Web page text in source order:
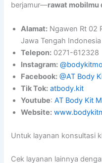
berjamur—rawat mobilmu
Alamat: Ngawen Rt 02
Jawa Tengah
Telepon: 0271-612328
Instagram:
Facebook: @AT Body
Tik Tok: atbody.kit
Youtube:AT Body Kit
Website:
Untuk layanan konsultasi
Cek layanan lainnya